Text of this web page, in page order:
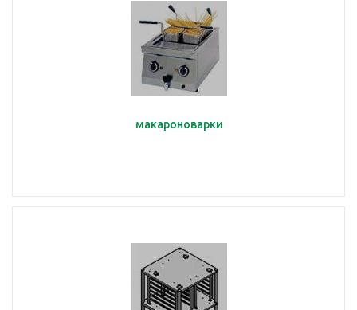
макароноварки